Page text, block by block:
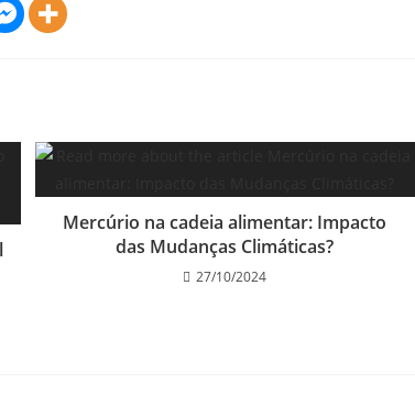
Mercúrio na cadeia alimentar: Impacto
das Mudanças Climáticas?
27/10/2024